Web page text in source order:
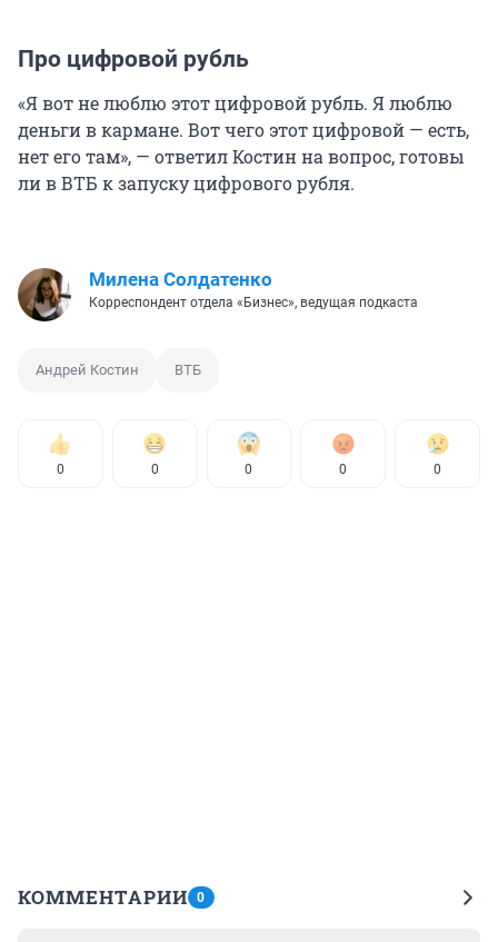
Про цифровой рубль
«Я вот не люблю этот цифровой рубль. Я люблю
деньги в кармане. Вот чего этот цифровой — есть,
нет его там», — ответил Костин на вопрос, готовы
ли в ВТБ к запуску цифрового рубля.
Милена Солдатенко
Корреспондент отдела «Бизнес», ведущая подкаста
Андрей Костин ВТБ
0 0 0 0 0
КОММЕНТАРИИ 0